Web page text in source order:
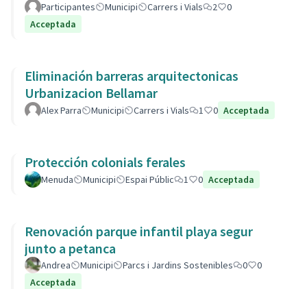
Participantes Municipi Carrers i Vials 2
0
Acceptada
Eliminación barreras arquitectonicas
Urbanizacion Bellamar
Alex Parra Municipi Carrers i Vials 1 0 Acceptada
Protección colonials ferales
Menuda Municipi Espai Públic 1 0 Acceptada
Renovación parque infantil playa segur
junto a petanca
Andrea Municipi Parcs i Jardins Sostenibles 0
0
Acceptada